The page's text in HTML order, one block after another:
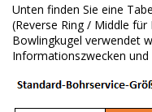
Unten finden Sie eine
(Reverse Ring / Middle
Bowlingkugel verwendet
Informationszwecken